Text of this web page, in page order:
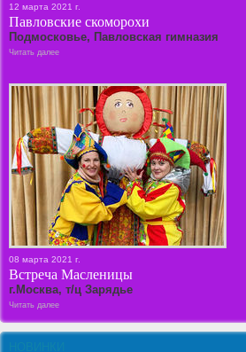
12 марта 2021 г.
Павловские скоморохи
Подмосковье, Павловская гимназия
Читать далее
08 марта 2021 г.
Встреча Масленицы
г.Москва, т/ц Зарядье
Читать далее